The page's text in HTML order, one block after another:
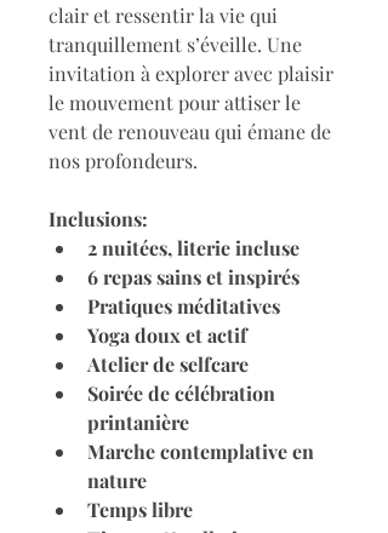
clair et ressentir la vie qui
tranquillement s’éveille. Une
invitation à explorer avec plaisir
le mouvement pour attiser le
vent de renouveau qui émane de
nos profondeurs.
Inclusions:
2 nuitées, literie incluse
6 repas sains et inspirés
Pratiques méditatives
Yoga doux et actif
Atelier de selfcare
Soirée de célébration
printanière
Marche contemplative en
nature
Temps libre